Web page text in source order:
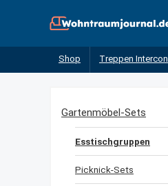
Shop Treppen Intercon
Gartenmöbel-Sets
Esstischgruppen
Picknick-Sets